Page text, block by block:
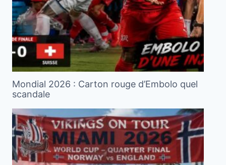
Mondial 2026 : Carton rouge d’Embolo quel
scandale